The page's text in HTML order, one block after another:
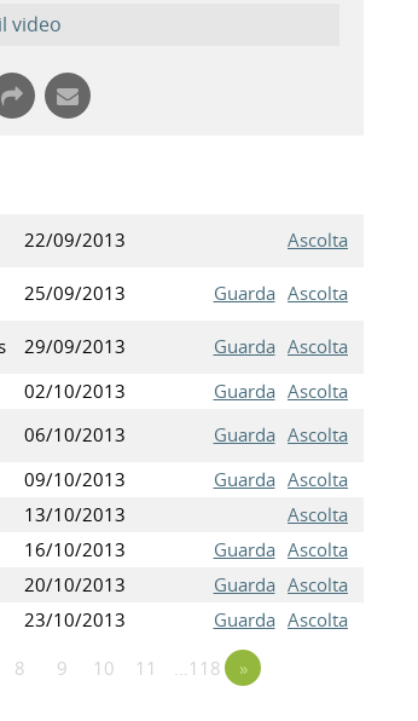
video
22/09/2013
Ascolta
25/09/2013 Guarda Ascolta
29/09/2013 Guarda Ascolta
02/10/2013 Guarda Ascolta
06/10/2013 Guarda Ascolta
09/10/2013 Guarda Ascolta
13/10/2013
Ascolta
16/10/2013 Guarda Ascolta
20/10/2013 Guarda Ascolta
23/10/2013 Guarda Ascolta
8 9 10 11 …118 »